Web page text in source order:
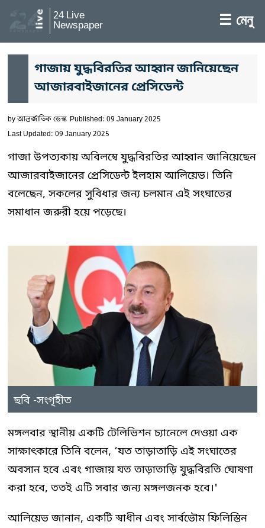
24 Live
Newspaper ☰ মেনু
গাজায় যুদ্ধবিরতির আহ্বান জানিয়েছেন
আজারবাইজানের প্রেসিডেন্ট
byআন্তর্জাতিক ডেস্ক Published: 09 January 2025
Last Updated: 09 January 2025
গাজা উপত্যকায় অবিলম্বে যুদ্ধবিরতির আহ্বান জানিয়েছেন
আজারবাইজানের প্রেসিডেন্ট ইলহাম আলিয়েভ। তিনি
বলেছেন, সকলের সুবিধার জন্য চলমান এই সংঘাতের
সমাধান জরুরী হয়ে পড়েছে।
ছবি -সংগৃহীত
মঙ্গলবার স্থানীয় একটি টেলিভিশন চ্যানেলে দেওয়া এক
সাক্ষাৎকারে তিনি বলেন, ‘যত তাড়াতাড়ি এই সংঘাতের
অবসান হবে এবং গাজায় যত তাড়াতাড়ি যুদ্ধবিরতি ঘোষণা
করা হবে, ততই এটি সবার জন্য মঙ্গলজনক হবে।'
আলিয়েভ জানান, একটি স্বাধীন এবং সার্বভৌম ফিলিস্তিন